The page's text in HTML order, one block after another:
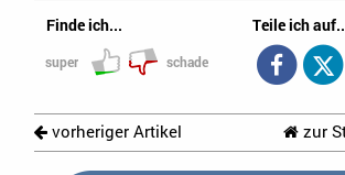
Finde ich...
super schade
Teile ich
vorheriger Artikel zur